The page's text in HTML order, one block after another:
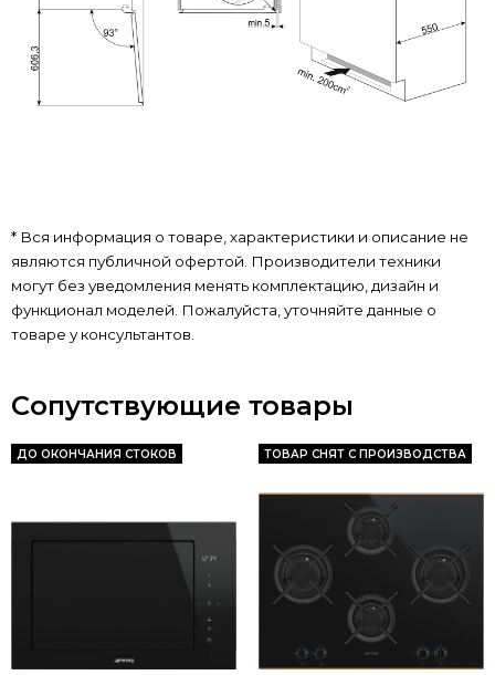
* Вся информация о товаре, характеристики и описание не
являются публичной офертой. Производители техники
могут без уведомления менять комплектацию, дизайн и
функционал моделей. Пожалуйста, уточняйте данные о
товаре у консультантов.
Сопутствующие товары
ДО ОКОНЧАНИЯ СТОКОВ ТОВАР СНЯТ С ПРОИЗВОДСТВА